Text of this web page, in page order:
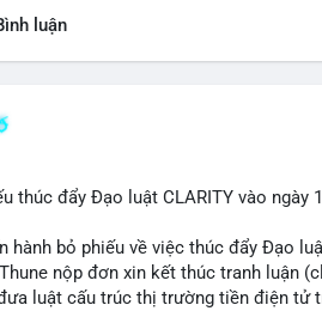
luận
thúc đẩy Đạo luật CLARITY vào ngày
hành bỏ phiếu về việc thúc đẩy Đạo
nộp đơn xin kết thúc tranh luận
luật cấu trúc thị trường tiền điện tử